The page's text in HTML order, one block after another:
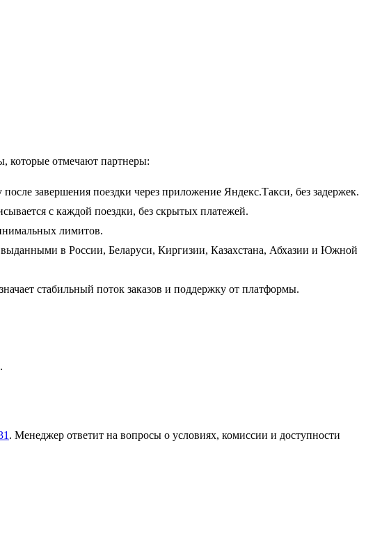
которые отмечают партнеры:
завершения поездки через приложение Яндекс.Такси, без задержек.
с каждой поездки, без скрытых платежей.
лимитов.
в России, Беларуси, Киргизии, Казахстана, Абхазии и Южной
стабильный поток заказов и поддержку от платформы.
. Менеджер ответит на вопросы о условиях, комиссии и доступности